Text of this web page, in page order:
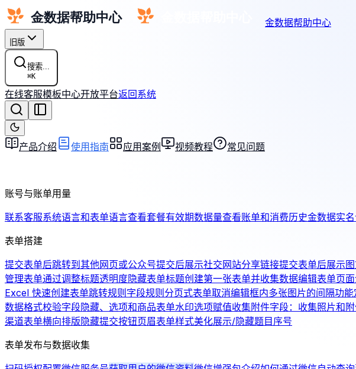
金数据帮助中心
旧版
搜索...
⌘K
在线客服模板中心开放平台返回系统
产品介绍 使用指南 应用案例 视频教程 常见问题
账号与账单用量
联系客服系统语言和表单语言查看套餐有效期数据量查看账单和消费历史金数据实名
表单搭建
提交表单后跳转到其他网页或公众号提交后展示社交网站分享链接提交表单后展示
管理表单通过调整标题透明度隐藏表单标题创建第一张表单并收集数据编辑表单页
Excel 快速创建表单跳转规则 字段规则 分页式表单取消编辑框内多张图片的间隔功能
数据格式校验字段隐藏、选项和商品表单水印选项赋值收集附件字段：收集照片和
渠道表单横向排版隐藏提交按钮页眉表单样式美化展示/隐藏题目序号
表单发布与数据收集